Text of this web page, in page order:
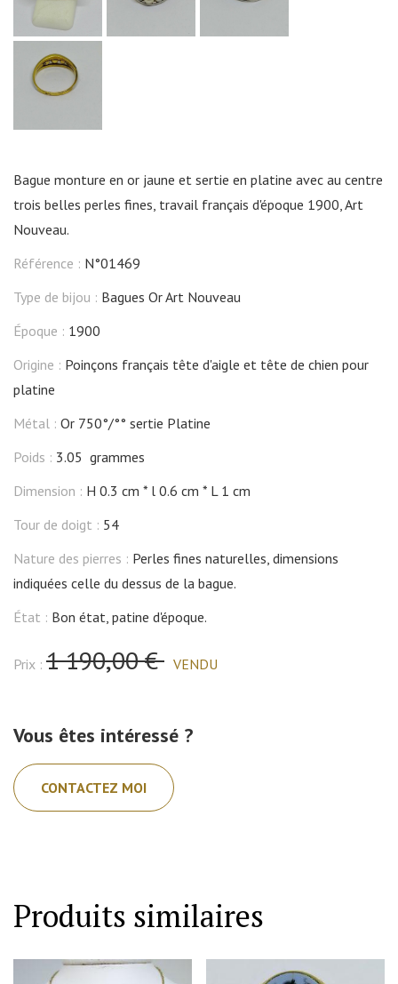
Bague monture en or jaune et sertie en platine avec au centre
trois belles perles fines, travail français d'époque 1900, Art
Nouveau.
Référence : N°01469
Type de bijou : Bagues Or Art Nouveau
Époque : 1900
Origine : Poinçons français tête d'aigle et tête de chien pour
platine
Métal : Or 750°/°° sertie Platine
Poids : 3.05 grammes
Dimension : H 0.3 cm l 0.6 cm
L 1 cm
Tour de doigt : 54
Nature des pierres : Perles fines naturelles, dimensions
indiquées celle du dessus de la bague.
État : Bon état, patine d'époque.
Prix : 1 190,00 € VENDU
Vous êtes intéressé ?
CONTACTEZ MOI
Produits similaires